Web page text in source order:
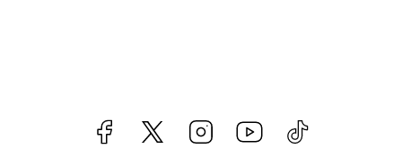
Facebook vipgoldsk Instagram YouTube